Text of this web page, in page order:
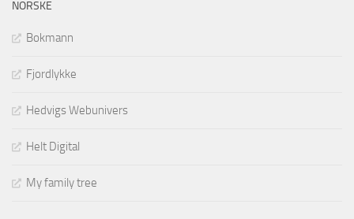
NORSKE
Bokmann
Fjordlykke
Hedvigs Webunivers
Helt Digital
My family tree